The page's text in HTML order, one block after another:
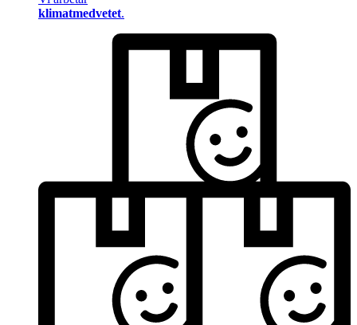
klimatmedvetet.